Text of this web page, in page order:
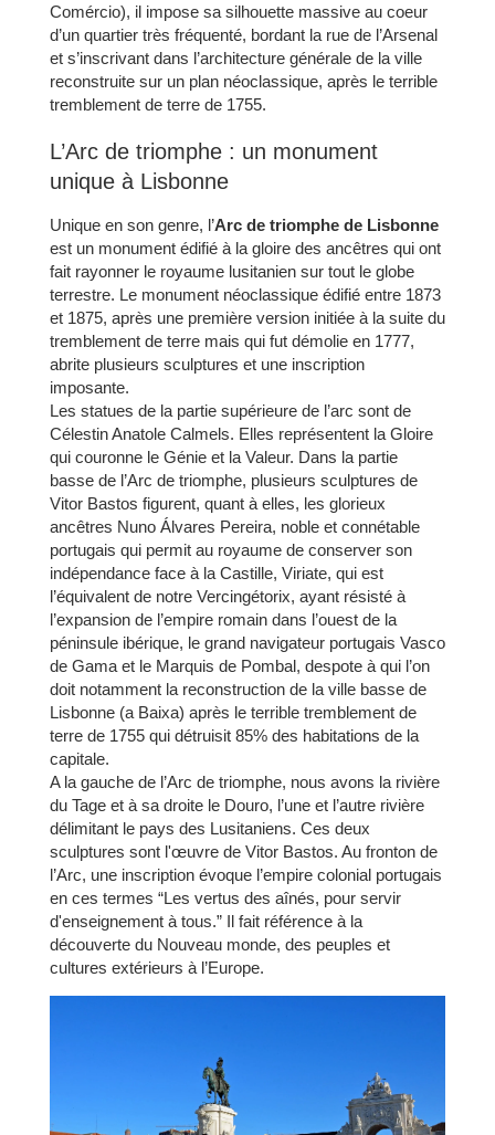
Comércio), il impose sa silhouette massive au coeur
d’un quartier très fréquenté, bordant la rue de l’Arsenal
et s’inscrivant dans l’architecture générale de la ville
reconstruite sur un plan néoclassique, après le terrible
tremblement de terre de 1755.
L’Arc de triomphe : un monument
unique à Lisbonne
Unique en son genre, l’Arc de triomphe de Lisbonne
est un monument édifié à la gloire des ancêtres qui ont
fait rayonner le royaume lusitanien sur tout le globe
terrestre. Le monument néoclassique édifié entre 1873
et 1875, après une première version initiée à la suite du
tremblement de terre mais qui fut démolie en 1777,
abrite plusieurs sculptures et une inscription
imposante.
Les statues de la partie supérieure de l’arc sont de
Célestin Anatole Calmels. Elles représentent la Gloire
qui couronne le Génie et la Valeur. Dans la partie
basse de l’Arc de triomphe, plusieurs sculptures de
Vitor Bastos figurent, quant à elles, les glorieux
ancêtres Nuno Álvares Pereira, noble et connétable
portugais qui permit au royaume de conserver son
indépendance face à la Castille, Viriate, qui est
l’équivalent de notre Vercingétorix, ayant résisté à
l’expansion de l’empire romain dans l’ouest de la
péninsule ibérique, le grand navigateur portugais Vasco
de Gama et le Marquis de Pombal, despote à qui l’on
doit notamment la reconstruction de la ville basse de
Lisbonne (a Baixa) après le terrible tremblement de
terre de 1755 qui détruisit 85% des habitations de la
capitale.
A la gauche de l’Arc de triomphe, nous avons la rivière
du Tage et à sa droite le Douro, l’une et l’autre rivière
délimitant le pays des Lusitaniens. Ces deux
sculptures sont l'œuvre de Vitor Bastos. Au fronton de
l’Arc, une inscription évoque l’empire colonial portugais
en ces termes “Les vertus des aînés, pour servir
d'enseignement à tous.” Il fait référence à la
découverte du Nouveau monde, des peuples et
cultures extérieurs à l’Europe.